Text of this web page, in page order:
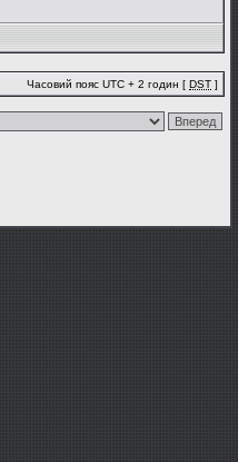
Часовий пояс UTC + 2 годин [ DST ]